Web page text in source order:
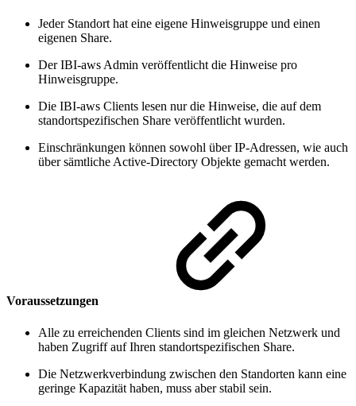
Jeder Standort hat eine eigene Hinweisgruppe und einen
eigenen Share.
Der IBI-aws Admin veröffentlicht die Hinweise pro
Hinweisgruppe.
Die IBI-aws Clients lesen nur die Hinweise, die auf dem
standortspezifischen Share veröffentlicht wurden.
Einschränkungen können sowohl über IP-Adressen, wie auch
über sämtliche Active-Directory Objekte gemacht werden.
Voraussetzungen
Alle zu erreichenden Clients sind im gleichen Netzwerk und
haben Zugriff auf Ihren standortspezifischen Share.
Die Netzwerkverbindung zwischen den Standorten kann eine
geringe Kapazität haben, muss aber stabil sein.